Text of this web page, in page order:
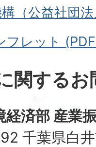
（公益社団
フレット
関する
経済部 産業
千葉県白